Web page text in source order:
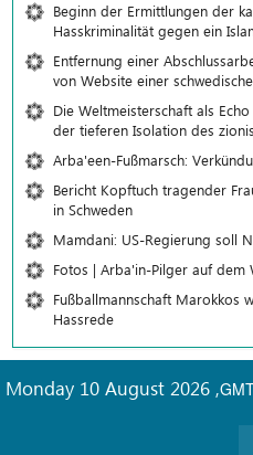
Beginn der Ermittlungen der
Hasskriminalität gegen ein
Entfernung einer
von Website einer
Die Weltmeisterschaft als
der tieferen Isolation des
Arba'een-Fußmarsch:
Bericht Kopftuch tragender
in Schweden
Mamdani: US-Regierung soll
Fotos | Arba'in-Pilger auf dem
Fußballmannschaft Marokkos
Hassrede
Monday 10 August 2026 ,